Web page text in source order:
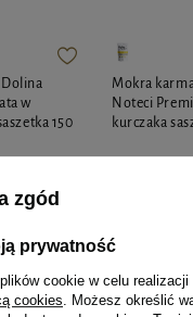
Dolina
w
150
+
Mokra
Noteci
kurczaka
zgód
prywatność
cookie w celu realizacji
cookies . Możesz określić